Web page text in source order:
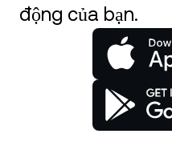
động của bạn.